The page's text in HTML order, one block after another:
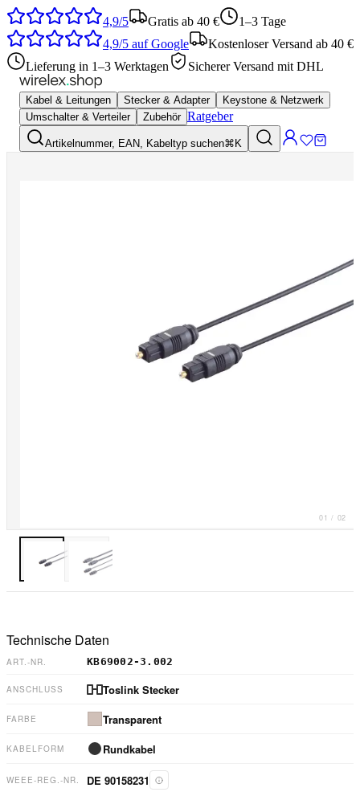
4,9/5 Gratis ab 40 €
1–3 Tage
4,9/5 auf Google
Kostenloser Versand ab 40 €
Lieferung in 1–3 Werktagen
Sicherer Versand mit DHL
Kabel & Leitungen Stecker & Adapter
Keystone & Netzwerk
Umschalter & Verteiler
Zubehör Ratgeber
Artikelnummer, EAN, Kabeltyp suchen⌘K
01 / 02
Technische Daten
ART.-NR. KB69002-3.002
ANSCHLUSS Toslink Stecker
FARBE Transparent
KABELFORM Rundkabel
WEEE-REG.-NR. DE 90158231